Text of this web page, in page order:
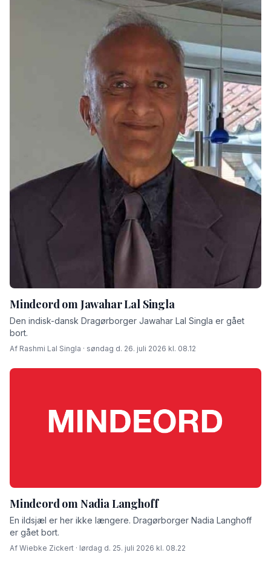
Mindeord om Jawahar Lal Singla
Den indisk-dansk Dragørborger Jawahar Lal Singla er gået
bort.
Af Rashmi Lal Singla · søndag d. 26. juli 2026 kl. 08.12
Mindeord om Nadia Langhoff
En ildsjæl er her ikke længere. Dragørborger Nadia Langhoff
er gået bort.
Af Wiebke Zickert · lørdag d. 25. juli 2026 kl. 08.22